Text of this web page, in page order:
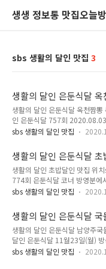
생생 정보통 맛집오늘
sbs 생활의 달인 맛집 3
생활의 달인 은둔식달
집 위치
생활의 달인 은둔식달 옥천짬
인 은둔식달 757회
집 위치를 알려드리겠습니다.
며 2020 10대 맛의 달인으로
천 짬뽕 달인 임인수 달인은 16
85세인 지금까지 변함없이 직접
짬뽕 맛의 비밀은 복숭아를 깎
이 중화되면서 시원하고 풍미가
에 없었다고 하니 더욱 직접 가
인 은둔식달..
sbs 생활의 달인 맛집
생활의 달인 은둔식달 초
생활의 달인 초밥달인 맛집 위
774회 은둔식달 코너 방영분에
알려드리겠습니다. 초밥달인의
초밥입니다. 초밥의 맛을 최대
건너가 공부하며 오랜 연구로
최상의 초밥을 내기 위해 차가
밥을 내기 위해서 제일 첫번째
밥을 맛본 손님 한분은 '진짜 맛
sbs 생활의 달인 맛집
생활의 달인 은둔식달 국
생활의 달인 은둔식달 남양주
달인 은둔식달 11월23일(월)
볶이의 달인 맛집위치를 알려드
sbs 생활의 달인 맛집